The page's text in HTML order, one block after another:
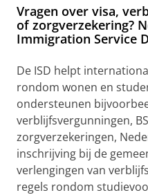
Vragen over visa,
of zorgverzekering?
Immigration Service
De ISD helpt
rondom wonen en
ondersteunen
verblijfsvergunningen,
zorgverzekeringen,
inschrijving bij de
verlengingen van
regels rondom